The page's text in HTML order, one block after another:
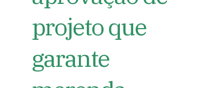
projeto que
garante